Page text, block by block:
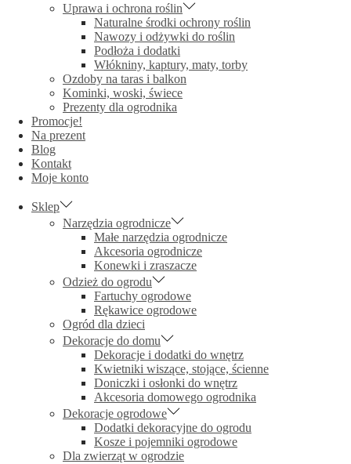
Uprawa i ochrona roślin
Naturalne środki ochrony roślin
Nawozy i odżywki do roślin
Podłoża i dodatki
Włókniny, kaptury, maty, torby
Ozdoby na taras i balkon
Kominki, woski, świece
Prezenty dla ogrodnika
Promocje!
Na prezent
Blog
Kontakt
Moje konto
Sklep
Narzędzia ogrodnicze
Małe narzędzia ogrodnicze
Akcesoria ogrodnicze
Konewki i zraszacze
Odzież do ogrodu
Fartuchy ogrodowe
Rękawice ogrodowe
Ogród dla dzieci
Dekoracje do domu
Dekoracje i dodatki do wnętrz
Kwietniki wiszące, stojące, ścienne
Doniczki i osłonki do wnętrz
Akcesoria domowego ogrodnika
Dekoracje ogrodowe
Dodatki dekoracyjne do ogrodu
Kosze i pojemniki ogrodowe
Dla zwierząt w ogrodzie